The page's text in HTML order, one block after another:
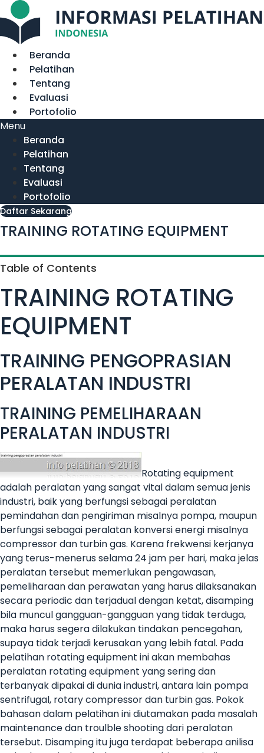
Lewati
ke
konten
Beranda
Pelatihan
Tentang
Evaluasi
Portofolio
Menu
Beranda
Pelatihan
Tentang
Evaluasi
Portofolio
Daftar Sekarang
TRAINING ROTATING EQUIPMENT
Table of Contents
TRAINING ROTATING
EQUIPMENT
TRAINING PENGOPRASIAN
PERALATAN INDUSTRI
TRAINING PEMELIHARAAN
PERALATAN INDUSTRI
Rotating equipment
adalah peralatan yang sangat vital dalam semua jenis
industri, baik yang berfungsi sebagai peralatan
pemindahan dan pengiriman misalnya pompa, maupun
berfungsi sebagai peralatan konversi energi misalnya
compressor dan turbin gas. Karena frekwensi kerjanya
yang terus-menerus selama 24 jam per hari, maka jelas
peralatan tersebut memerlukan pengawasan,
pemeliharaan dan perawatan yang harus dilaksanakan
secara periodic dan terjadual dengan ketat, disamping
bila muncul gangguan-gangguan yang tidak terduga,
maka harus segera dilakukan tindakan pencegahan,
supaya tidak terjadi kerusakan yang lebih fatal. Pada
pelatihan rotating equipment ini akan membahas
peralatan rotating equipment yang sering dan
terbanyak dipakai di dunia industri, antara lain pompa
sentrifugal, rotary compressor dan turbin gas. Pokok
bahasan dalam pelatihan ini diutamakan pada masalah
maintenance dan troulble shooting dari peralatan
tersebut. Disamping itu juga terdapat beberapa anilisa